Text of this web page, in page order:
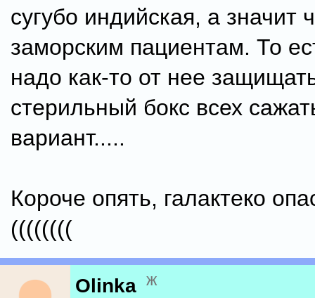
сугубо индийская, а значит
заморским пациентам. То
надо как-то от нее
стерильный бокс всех
вариант.....
Короче опять, галактеко
((((((((
Olinka ж